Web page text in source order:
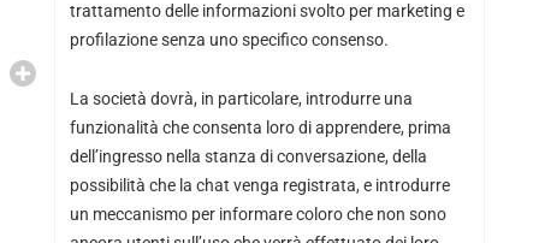
trattamento delle informazioni svolto per marketing e
profilazione senza uno specifico consenso.
La società dovrà, in particolare, introdurre una
funzionalità che consenta loro di apprendere, prima
dell’ingresso nella stanza di conversazione, della
possibilità che la chat venga registrata, e introdurre
un meccanismo per informare coloro che non sono